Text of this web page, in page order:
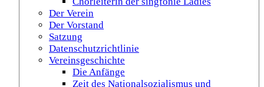
Der Verein
Der Vorstand
Satzung
Datenschutzrichtlinie
Vereinsgeschichte
Die Anfänge
Zeit des Nationalsozialismus und